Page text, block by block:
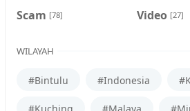
Scam [78] Video [27]
WILAYAH
#Bintulu #Indonesia
#Kuching #Malaya